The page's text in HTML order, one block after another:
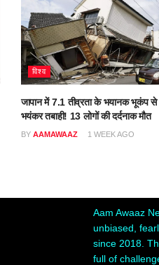
विश्व
जापान में 7.1 तीव्रता के भयानक भूकंप से
भयंकर तबाही! 13 लोगों की दर्दनाक मौत
BY AAMAWAAZ 1 WEEK AGO
Aam Awaaz
unbiased,
since 2018.
full of